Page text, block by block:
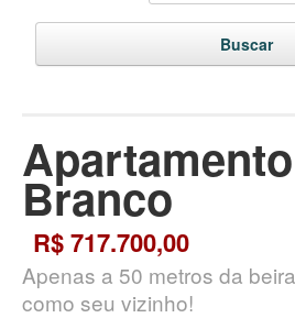
Buscar
Branco
R$ 717.700,00
Apenas a 50 metros da
como seu vizinho!